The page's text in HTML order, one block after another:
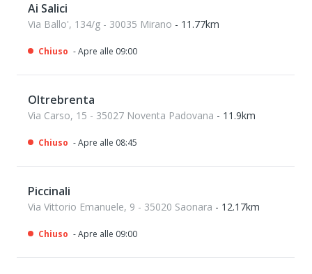
Ai Salici
Via Ballo', 134/g - 30035 Mirano - 11.77km
Chiuso - Apre alle 09:00
Oltrebrenta
Via Carso, 15 - 35027 Noventa Padovana - 11.9km
Chiuso - Apre alle 08:45
Piccinali
Via Vittorio Emanuele, 9 - 35020 Saonara - 12.17km
Chiuso - Apre alle 09:00